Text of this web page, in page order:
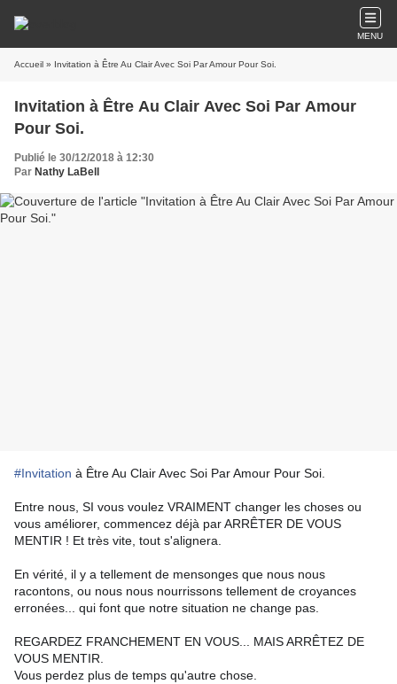
MENU
Accueil » Invitation à Être Au Clair Avec Soi Par Amour Pour Soi.
Invitation à Être Au Clair Avec Soi Par Amour
Pour Soi.
Publié le 30/12/2018 à 12:30
Par Nathy LaBell
#Invitation à Être Au Clair Avec Soi Par Amour Pour Soi.
Entre nous, SI vous voulez VRAIMENT changer les choses ou
vous améliorer, commencez déjà par ARRÊTER DE VOUS
MENTIR ! Et très vite, tout s'alignera.
En vérité, il y a tellement de mensonges que nous nous
racontons, ou nous nous nourrissons tellement de croyances
erronées... qui font que notre situation ne change pas.
REGARDEZ FRANCHEMENT EN VOUS... MAIS ARRÊTEZ DE
VOUS MENTIR.
Vous perdez plus de temps qu'autre chose.